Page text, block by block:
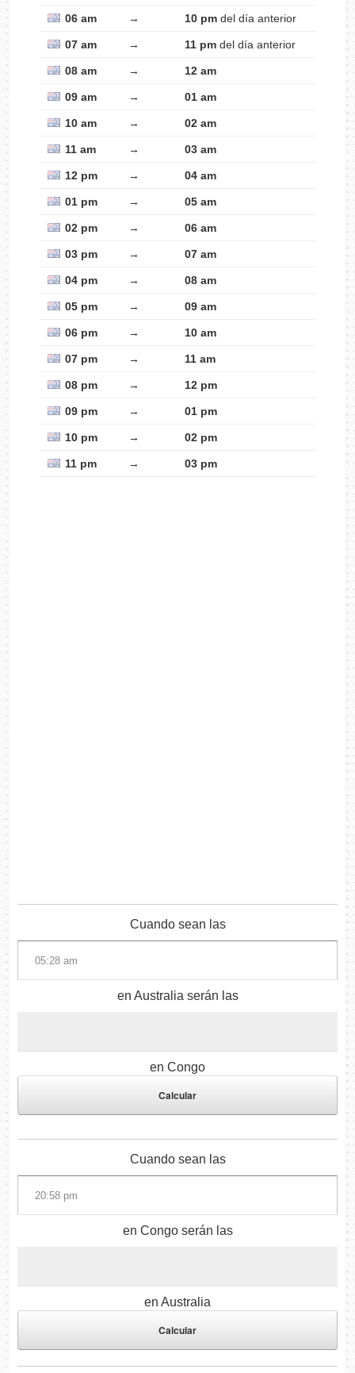
06 am → 10 pmdel día anterior
07 am → 11 pmdel día anterior
08 am → 12 am
09 am → 01 am
10 am → 02 am
11 am → 03 am
12 pm → 04 am
01 pm → 05 am
02 pm → 06 am
03 pm → 07 am
04 pm → 08 am
05 pm → 09 am
06 pm → 10 am
07 pm → 11 am
08 pm → 12 pm
09 pm → 01 pm
10 pm → 02 pm
11 pm → 03 pm
Cuando sean las
en Australia serán las
en Congo
Cuando sean las
en Congo serán las
en Australia